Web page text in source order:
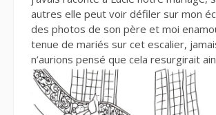
autres elle peut voir défiler sur mon
des photos de son père et moi
tenue de mariés sur cet escalier,
n’aurions pensé que cela resurgirait